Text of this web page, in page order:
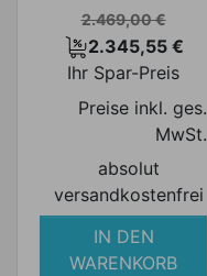
Verkaufspreis
2.469,00 €
Preis
2.345,55 €
Ihr Spar-Preis
Preise inkl. ges.
MwSt.
absolut
versandkostenfrei
IN DEN
WARENKORB